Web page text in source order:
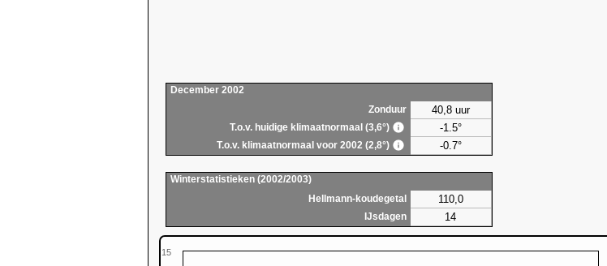
December 2002
Zonduur
40,8 uur
T.o.v. huidige klimaatnormaal (3,6°) -1.5°
T.o.v. klimaatnormaal voor 2002 (2,8°) -0.7°
Winterstatistieken (2002/2003)
Hellmann-koudegetal
110,0
IJsdagen 14
15